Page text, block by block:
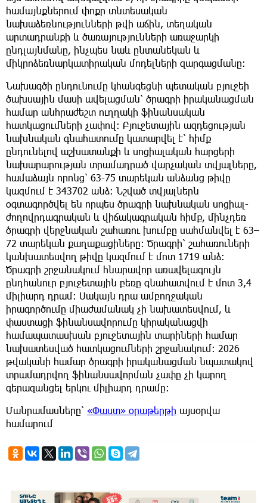
համայնքներում փոքր տնտեսական
նախաձեռնությունների թվի աճին, տեղական
արտադրանքի և ծառայությունների առաջարկի
ընդլայնմանը, ինչպես նաև ընտանեկան և
միկրոձեռնարկատիրական մոդելների զարգացմանը։
Նախագծի ընդունումը կհանգեցնի պետական բյուջեի
ծախսային մասի ավելացման՝ ծրագրի իրականացման
համար անհրաժեշտ ուղղակի ֆինանսական
հատկացումների չափով։ Բյուջետային ազդեցության
նախնական գնահատումը կատարվել է՝ հիմք
ընդունելով աշխատանքի և սոցիալական հարցերի
նախարարության տրամադրած վարչական տվյալները,
համաձայն որոնց՝ 63-75 տարեկան անձանց թիվը
կազմում է 343702 անձ։ Նշված տվյալներն
օգտագործվել են որպես ծրագրի նախնական սոցիալ-
ժողովրդագրական և վիճակագրական հիմք, մինչդեռ
ծրագրի վերջնական շահառու խումբը սահմանվել է 63–
72 տարեկան քաղաքացիները։ Ծրագրի՝ շահառուների
կանխատեսվող թիվը կազմում է մոտ 1719 անձ։
Ծրագրի շրջանակում հնարավոր առավելագույն
ընդհանուր բյուջետային բեռը գնահատվում է մոտ 3,4
միլիարդ դրամ։ Սակայն դրա ամբողջական
իրագործումը միաժամանակ չի նախատեսվում, և
փաստացի ֆինանսավորումը կիրականացվի
համապատասխան բյուջետային տարիների համար
նախատեսված հատկացումների շրջանակում։ 2026
թվականի համար ծրագրի իրականացման նպատակով
տրամադրվող ֆինանսավորման չափը չի կարող
գերազանցել երկու միլիարդ դրամը։
Մանրամասները՝ «Փաստ» օրաթերթի այսօրվա
համարում